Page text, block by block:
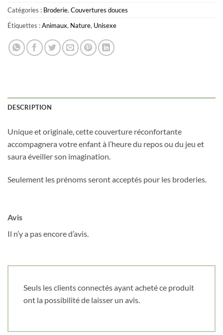
Catégories : Broderie,Couvertures douces
Étiquettes :Animaux, Nature, Unisexe
DESCRIPTION
Unique et originale, cette couverture réconfortante
accompagnera votre enfant à l’heure du repos ou du jeu et
saura éveiller son imagination.
Seulement les prénoms seront acceptés pour les broderies.
Avis
Il n’y a pas encore d’avis.
Seuls les clients connectés ayant acheté ce produit
ont la possibilité de laisser un avis.